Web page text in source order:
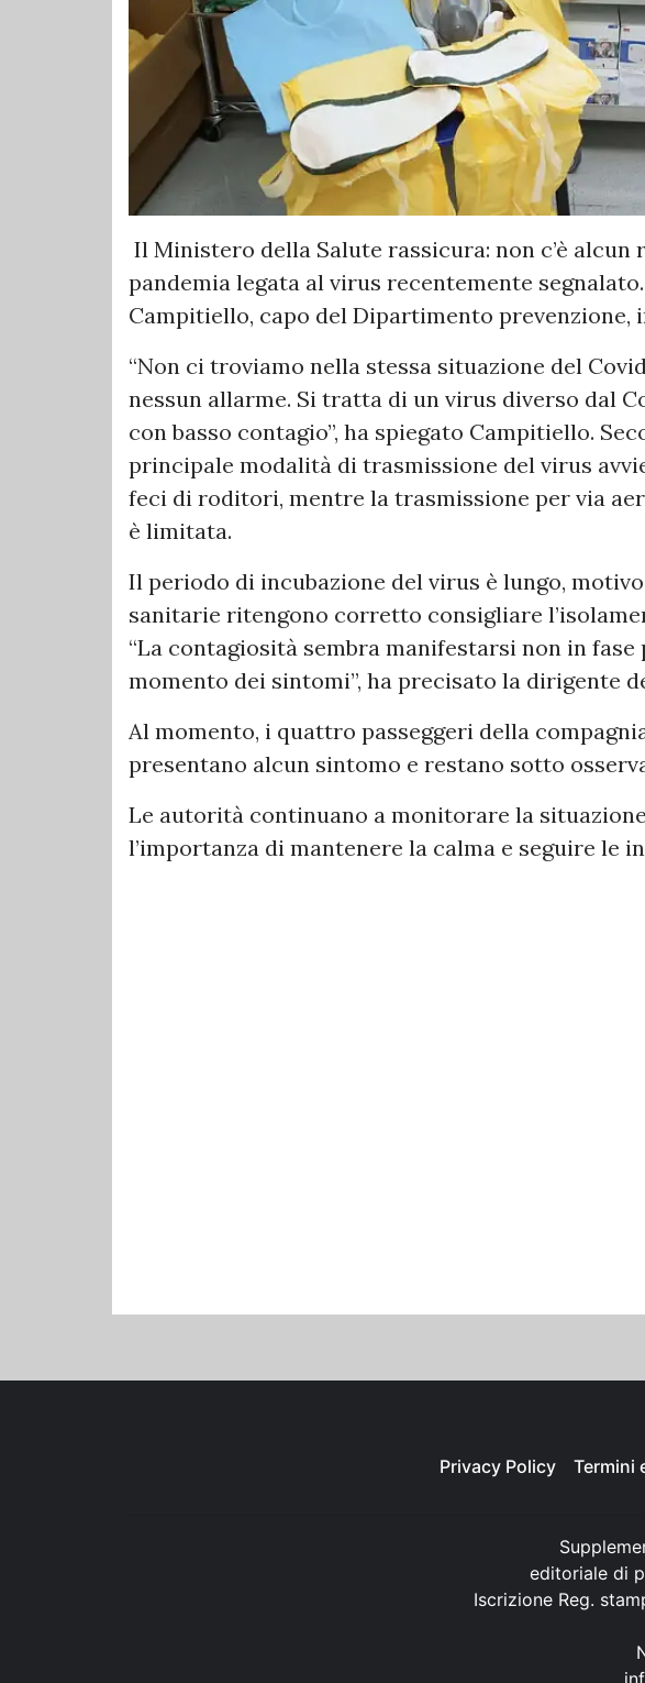
Il Ministero della Salute rassicura: non c’è alcun
pandemia legata al virus recentemente
Campitiello, capo del Dipartimento prevenzione,
“Non ci troviamo nella stessa situazione del
nessun allarme. Si tratta di un virus diverso dal
con basso contagio”, ha spiegato Campitiello.
principale modalità di trasmissione del virus
feci di roditori, mentre la trasmissione per via
è limitata.
Il periodo di incubazione del virus è lungo,
sanitarie ritengono corretto consigliare
“La contagiosità sembra manifestarsi non in
momento dei sintomi”, ha precisato la dirigente
Al momento, i quattro passeggeri della
presentano alcun sintomo e restano sotto
Le autorità continuano a monitorare la
l’importanza di mantenere la calma e seguire le
Privacy Policy Termini
editoriale di
Iscrizione Reg.